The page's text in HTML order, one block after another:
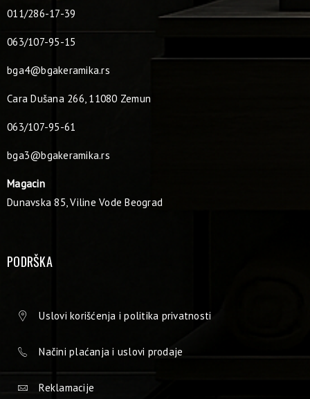
011/286-17-39
063/107-95-15
bga4@bgakeramika.rs
Cara Dušana 266, 11080 Zemun
063/107-95-61
bga3@bgakeramika.rs
Magacin
Dunavska 85, Viline Vode Beograd
PODRŠKA
Uslovi korišćenja i politika privatnosti
Načini plaćanja i uslovi prodaje
Reklamacije